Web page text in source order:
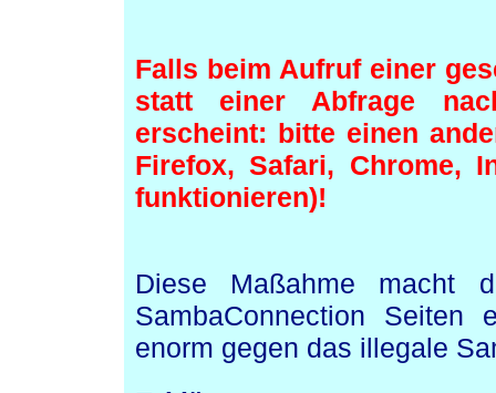
Falls beim Aufruf einer
statt einer Abfrage
erscheint: bitte einen
Firefox, Safari, Chrome,
funktionieren)!
Diese Maßahme macht
SambaConnection Seiten
enorm gegen das illegale